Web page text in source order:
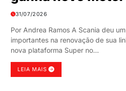
31/07/2026
Por Andrea Ramos A Scania deu
importantes na renovação de sua
nova plataforma Super no…
LEIA MAIS